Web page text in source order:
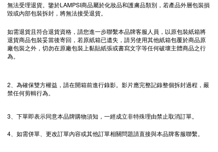
無法受理退貨。鑒於LAMPSI商品屬於化妝品和護膚品類別，若產品外層包裝損
毀或內部包裝拆封，將無法接受退貨。
如需退貨且符合退貨資格，請您進一步聯繫本品牌客服人員，以原包裝紙箱將
退貨商品包裝妥當後寄回，若原紙箱已遺失，請另使用其他紙箱包覆於商品原
廠包裝之外，切勿在原廠包裝上黏貼紙張或書寫文字等任何破壞主體商品之行
為。
2、為確保雙方權益，請在開箱前進行錄影。影片應完整記錄整個拆封過程，嚴
禁任何剪輯行為。
3、下單即表示同意本品牌購物須知，一經成立非特殊理由禁止取消訂單。
4、如需併單、更改訂單內容或其他訂單相關問題請直接與本品牌客服聯繫。